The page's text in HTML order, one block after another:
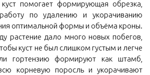
помогает формирующая обрезка,
по удалению и укорачиванию
оптимальной формы и объёма кроны.
растение дало много новых побегов,
куст не был слишком густым и легче
гортензию формируют как штамб,
корневую поросль и укорачивают